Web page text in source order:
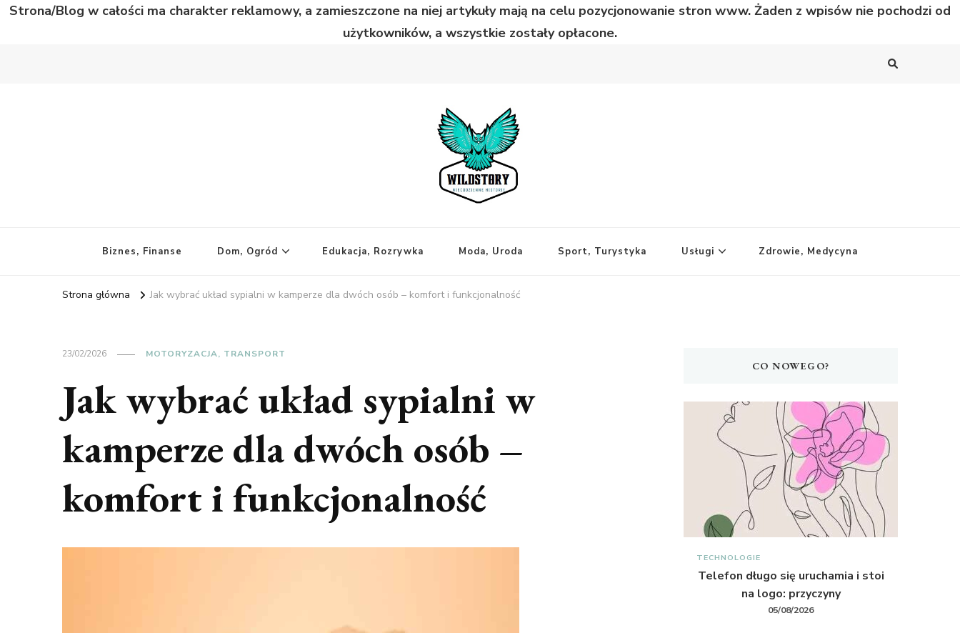
Strona/Blog w całości ma charakter reklamowy, a zamieszczone na niej artykuły mają na celu pozycjonowanie stron www. Żaden z wpisów nie pochodzi od
użytkowników, a wszystkie zostały opłacone.
Biznes, Finanse Dom, Ogród Edukacja, Rozrywka Moda, Uroda Sport, Turystyka Usługi Zdrowie, Medycyna
Strona główna Jak wybrać układ sypialni w kamperze dla dwóch osób – komfort i funkcjonalność
23/02/2026 MOTORYZACJA, TRANSPORT
Jak wybrać układ sypialni w
kamperze dla dwóch osób –
komfort i funkcjonalność
CO NOWEGO?
TECHNOLOGIE
Telefon długo się uruchamia i stoi
na logo: przyczyny
05/08/2026